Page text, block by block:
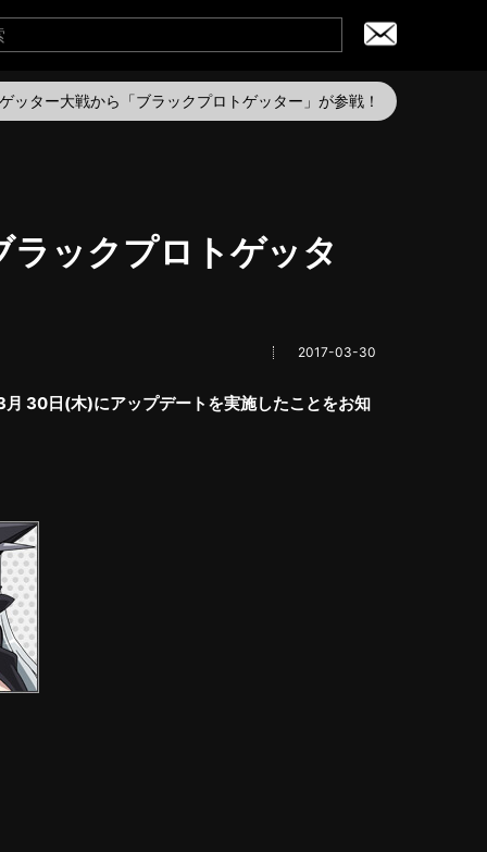
ッター大戦から「ブラックプロトゲッター」が参戦！
ックプロトゲッタ
2017-03-30
30日(木)にアップデートを実施したことをお知